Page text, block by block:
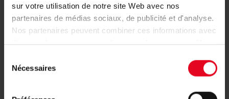
sur votre utilisation de notre site Web avec nos
partenaires de médias sociaux, de publicité et d'analyse.
Nos partenaires peuvent combiner ces informations avec
services.
Nécessaires
ÉQUIPE PREMIÈRE 03.08.2026
JULIAN SCHUSTER FAIT LE BILAN DU
STAGE DE PRÉ-SAISON
LE SC AFFRONTERA LE VAINQUEUR DU
MATCH HJK/MOTHERWELL LORS DES